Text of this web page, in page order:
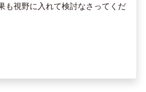
も視野に入れて検討なさってくだ